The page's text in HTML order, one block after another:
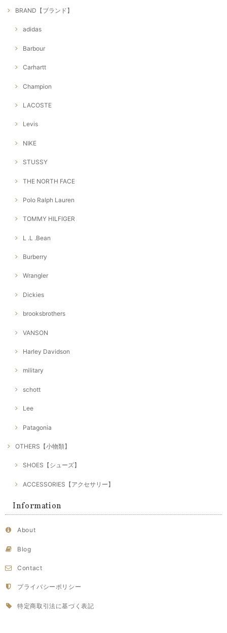
BRAND【ブランド】
adidas
Barbour
Carhartt
Champion
LACOSTE
Levis
NIKE
STUSSY
THE NORTH FACE
Polo Ralph Lauren
TOMMY HILFIGER
L .L .Bean
Burberry
Wrangler
Dickies
brooksbrothers
VANSON
Harley Davidson
military
schott
Lee
Patagonia
OTHERS【小物類】
SHOES【シューズ】
ACCESSORIES【アクセサリー】
Information
About
Blog
Contact
プライバシーポリシー
特定商取引法に基づく表記